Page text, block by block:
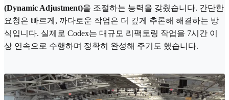
(Dynamic Adjustment)을 조절하는 능력을 갖췄습니다. 간단한
요청은 빠르게, 까다로운 작업은 더 깊게 추론해 해결하는 방
식입니다. 실제로 Codex는 대규모 리팩토링 작업을 7시간 이
상 연속으로 수행하며 정확히 완성해 주기도 했습니다.